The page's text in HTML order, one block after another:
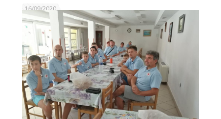
16/09/2020